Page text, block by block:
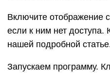
Включите отображение
если к ним нет доступа.
нашей подробной
Запускаем программу.